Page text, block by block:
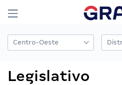
Legislativo